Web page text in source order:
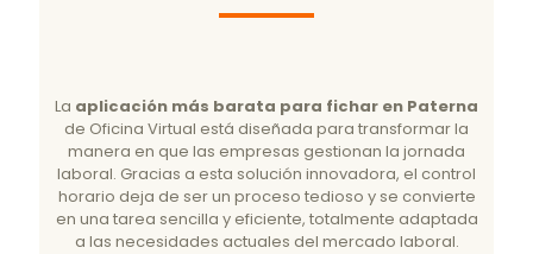
La aplicación más barata para fichar en Paterna
de Oficina Virtual está diseñada para transformar la
manera en que las empresas gestionan la jornada
laboral. Gracias a esta solución innovadora, el control
horario deja de ser un proceso tedioso y se convierte
en una tarea sencilla y eficiente, totalmente adaptada
a las necesidades actuales del mercado laboral.